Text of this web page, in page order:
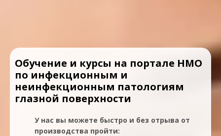
Обучение и курсы на портале НМО
по инфекционным и
неинфекционным патологиям
глазной поверхности
У нас вы можете быстро и без отрыва от
производства пройти: